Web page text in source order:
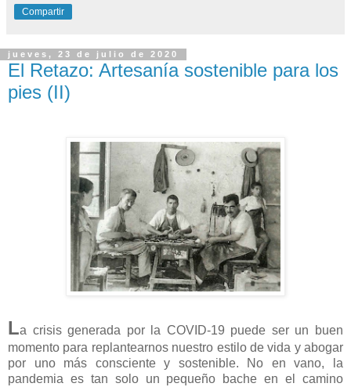
Compartir
jueves, 23 de julio de 2020
El Retazo: Artesanía sostenible para los
pies (II)
La crisis generada por la COVID-19 puede ser un buen
momento para replantearnos nuestro estilo de vida y abogar
por uno más consciente y sostenible. No en vano, la
pandemia es tan solo un pequeño bache en el camino